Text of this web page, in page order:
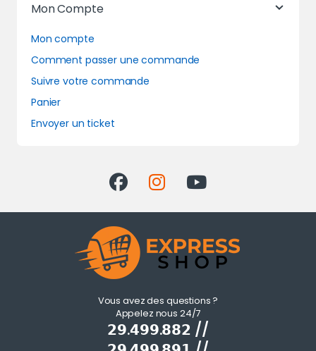
Mon Compte
Mon compte
Comment passer une commande
Suivre votre commande
Panier
Envoyer un ticket
Vous avez des questions ?
Appelez nous 24/7
𝟮𝟵.𝟰𝟵𝟵.𝟴𝟴𝟮 //